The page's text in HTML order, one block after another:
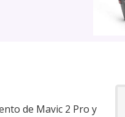
de Mavic 2 Pro y